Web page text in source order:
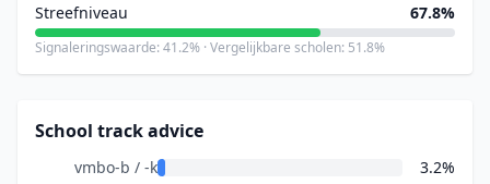
Streefniveau 67.8%
Signaleringswaarde: 41.2% · Vergelijkbare scholen: 51.8%
School track advice
vmbo-b / -k
3.2%